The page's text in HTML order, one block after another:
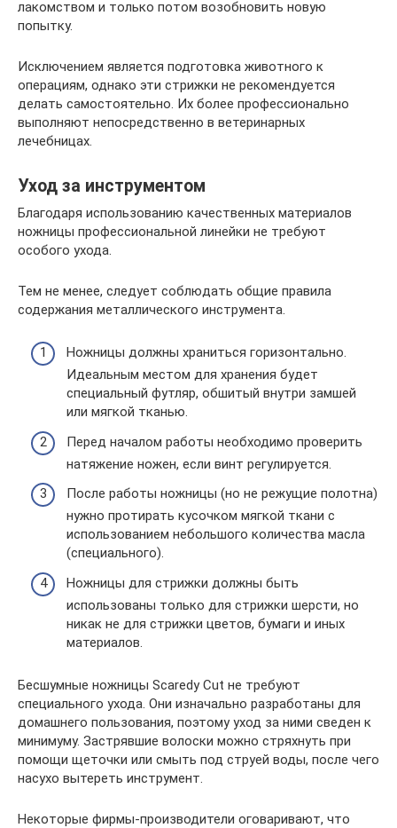
лакомством и только потом возобновить новую
попытку.
Исключением является подготовка животного к
операциям, однако эти стрижки не рекомендуется
делать самостоятельно. Их более профессионально
выполняют непосредственно в ветеринарных
лечебницах.
Уход за инструментом
Благодаря использованию качественных материалов
ножницы профессиональной линейки не требуют
особого ухода.
Тем не менее, следует соблюдать общие правила
содержания металлического инструмента.
Ножницы должны храниться горизонтально.
Идеальным местом для хранения будет
специальный футляр, обшитый внутри замшей
или мягкой тканью.
Перед началом работы необходимо проверить
натяжение ножен, если винт регулируется.
После работы ножницы (но не режущие полотна)
нужно протирать кусочком мягкой ткани с
использованием небольшого количества масла
(специального).
Ножницы для стрижки должны быть
использованы только для стрижки шерсти, но
никак не для стрижки цветов, бумаги и иных
материалов.
Бесшумные ножницы Scaredy Cut не требуют
специального ухода. Они изначально разработаны для
домашнего пользования, поэтому уход за ними сведен к
минимуму. Застрявшие волоски можно стряхнуть при
помощи щеточки или смыть под струей воды, после чего
насухо вытереть инструмент.
Некоторые фирмы-производители оговаривают, что